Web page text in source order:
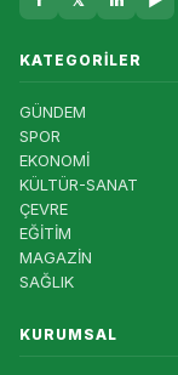
KATEGORILER
GÜNDEM
SPOR
EKONOMİ
KÜLTÜR-SANAT
ÇEVRE
EĞİTİM
MAGAZİN
SAĞLIK
KURUMSAL